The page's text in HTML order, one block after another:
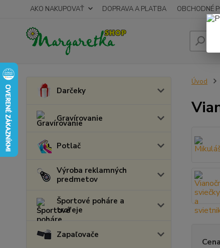
AKO NAKUPOVAŤ DOPRAVA A PLATBA OBCHODNÉ
Darčeky
Gravírovanie
Potlač
Výroba reklamných
predmetov
Športové poháre a
trofeje
Zapaľovače
Úvod